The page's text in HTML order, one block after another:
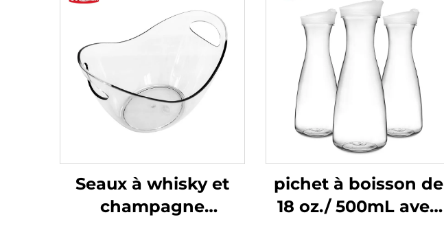
Seaux à whisky et
champagne
pichet à boisson de
18 oz./ 500mL avec